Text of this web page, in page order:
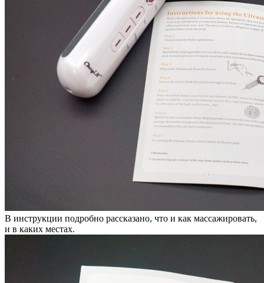
В инструкции подробно рассказано, что и как массажировать,
и в каких местах.